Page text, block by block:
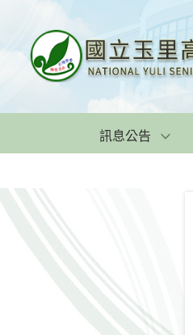
訊息公告